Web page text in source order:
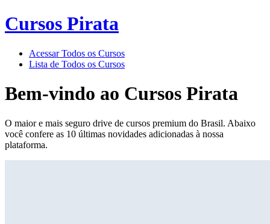
Cursos Pirata
Acessar Todos os Cursos
Lista de Todos os Cursos
Bem-vindo ao Cursos Pirata
O maior e mais seguro drive de cursos premium do Brasil. Abaixo
você confere as 10 últimas novidades adicionadas à nossa
plataforma.